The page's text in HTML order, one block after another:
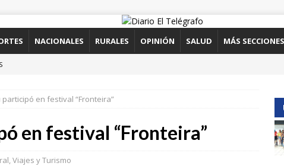
NACIONALES RURALES OPINIÓN SALUD MÁS SECCIONES
en festival “Fronteira”
en festival “Fronteira”
,Viajes y Turismo